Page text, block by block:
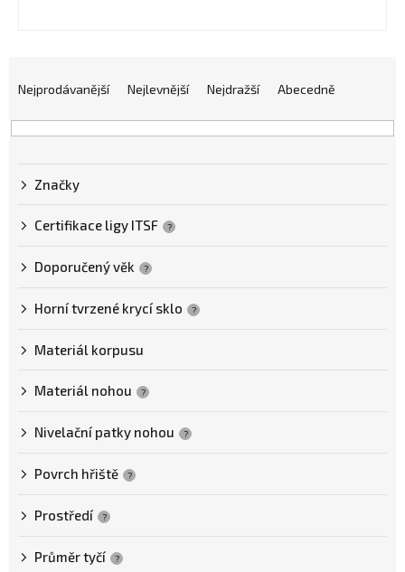
a
z
e
p
o
u
ů
Nejprodávanější Nejlevnější Nejdražší Abecedně
Značky
Certifikace ligy ITSF ?
Doporučený věk ?
Horní tvrzené krycí sklo ?
Materiál korpusu
Materiál nohou ?
Nivelační patky nohou ?
Povrch hřiště ?
Prostředí ?
Průměr tyčí ?